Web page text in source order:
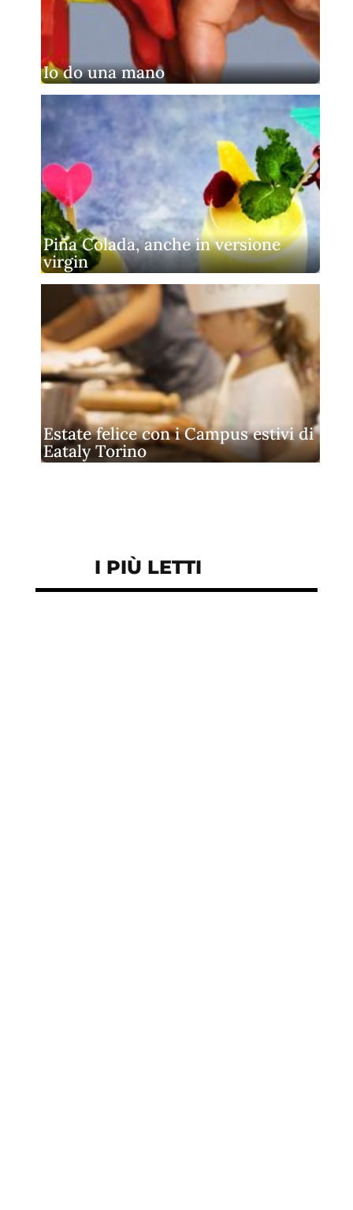
Io do una mano
Piña Colada, anche in versione
virgin
Estate felice con i Campus estivi di
Eataly Torino
I PIÙ LETTI